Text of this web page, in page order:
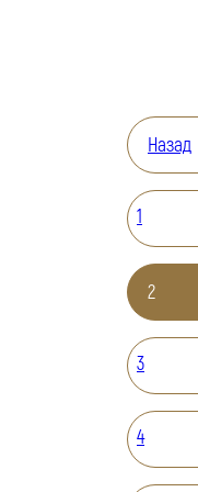
Назад
1
2
3
4